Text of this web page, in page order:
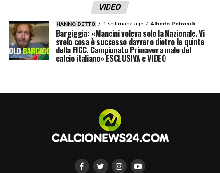
VIDEO
HANNO DETTO 1 settimana ago Alberto Petrosilli
Bargiggia: «Mancini voleva solo la Nazionale. Vi
svelo cosa è successo davvero dietro le quinte
della FIGC. Campionato Primavera male del
calcio italiano» ESCLUSIVA e VIDEO